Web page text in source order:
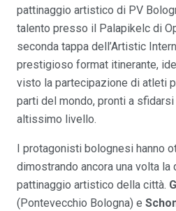
pattinaggio artistico di PV
talento presso il Palapikelc di
seconda tappa dell’Artistic
prestigioso format itinerante,
visto la partecipazione di atleti
parti del mondo, pronti a
altissimo livello.
I protagonisti bolognesi hanno
dimostrando ancora una volta
pattinaggio artistico della città.
(Pontevecchio Bologna) e